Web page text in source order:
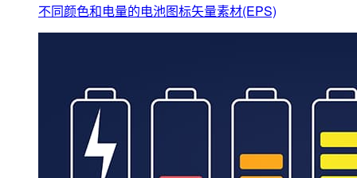
不同颜色和电量的电池图标矢量素材(EPS)